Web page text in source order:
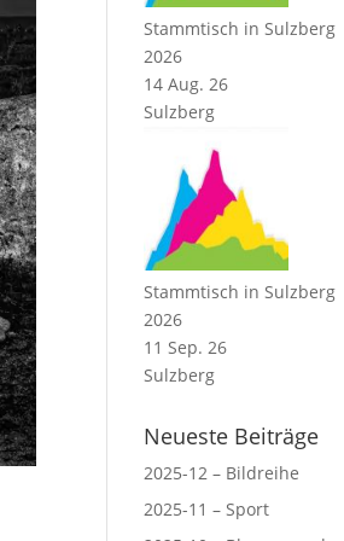
Stammtisch in Sulzberg
2026
14 Aug. 26
Sulzberg
Stammtisch in Sulzberg
2026
11 Sep. 26
Sulzberg
Neueste Beiträge
2025-12 – Bildreihe
2025-11 – Sport